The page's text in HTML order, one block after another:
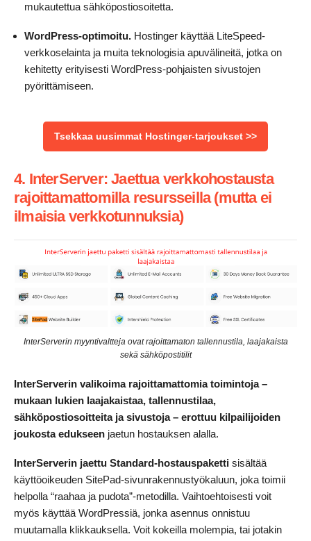
mukautettua sähköpostiosoitetta.
WordPress-optimoitu. Hostinger käyttää LiteSpeed-
verkkoselainta ja muita teknologisia apuvälineitä, jotka on
kehitetty erityisesti WordPress-pohjaisten sivustojen
pyörittämiseen.
Tsekkaa uusimmat Hostinger-tarjoukset >>
4. InterServer: Jaettua verkkohostausta
rajoittamattomilla resursseilla (mutta ei
ilmaisia verkkotunnuksia)
InterServerin myyntivaltteja ovat rajoittamaton tallennustila, laajakaista
sekä sähköpostitilit
InterServerin valikoima rajoittamattomia toimintoja –
mukaan lukien laajakaistaa, tallennustilaa,
sähköpostiosoitteita ja sivustoja – erottuu kilpailijoiden
joukosta edukseen jaetun hostauksen alalla.
InterServerin jaettu Standard-hostauspaketti sisältää
käyttöoikeuden SitePad-sivunrakennustyökaluun, joka toimii
helpolla “raahaa ja pudota”-metodilla. Vaihtoehtoisesti voit
myös käyttää WordPressiä, jonka asennus onnistuu
muutamalla klikkauksella. Voit kokeilla molempia, tai jotakin